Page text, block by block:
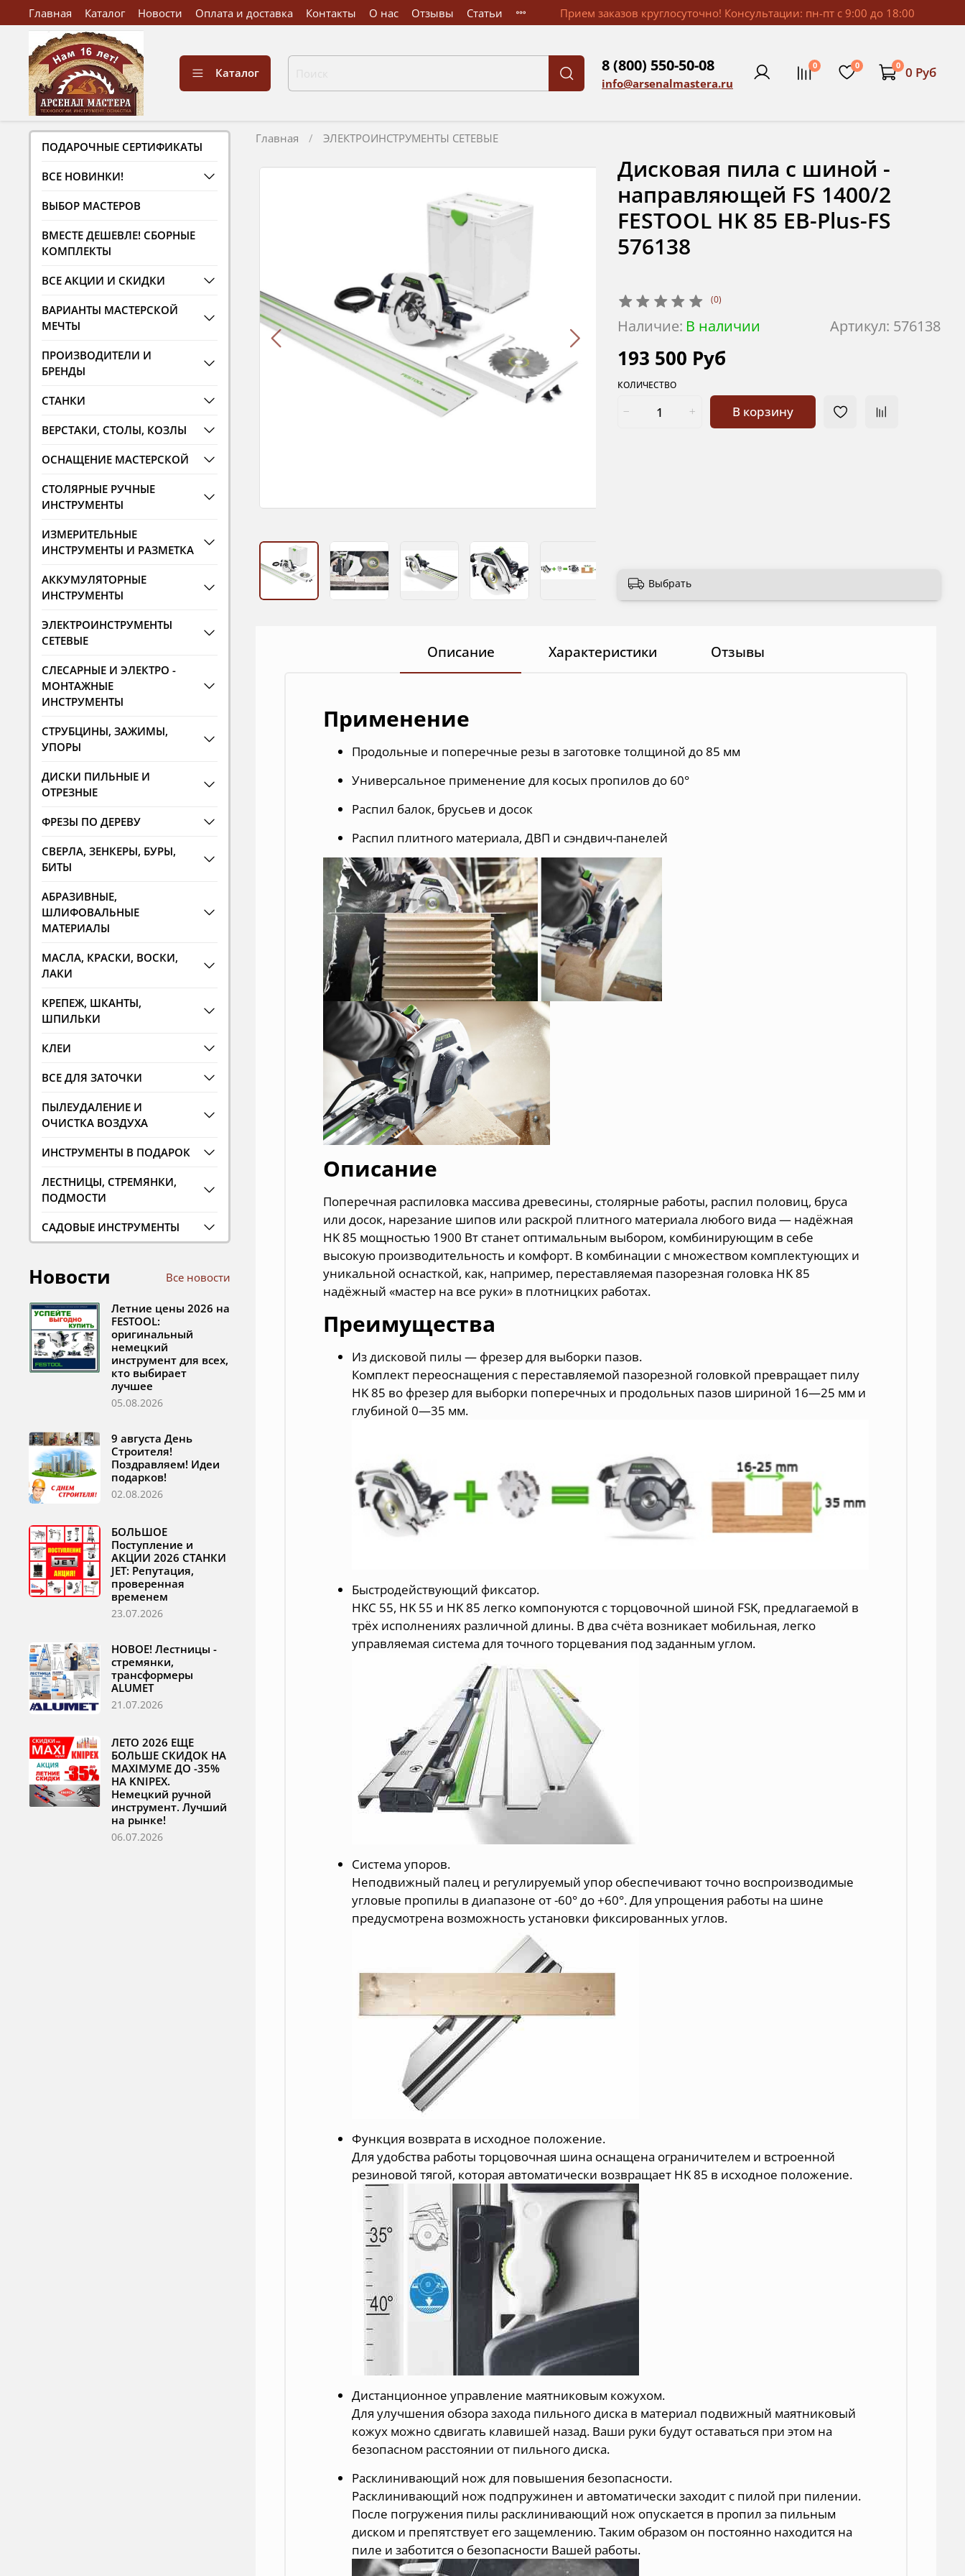
Главная Каталог Новости Оплата и доставка Контакты О нас Отзывы Статьи Прием заказов круглосуточно! Консультации: пн-пт с 9:00 до 18:00
Каталог 8 (800) 550-50-08
info@arsenalmastera.ru
0 0 0 0 Руб
Главная ЭЛЕКТРОИНСТРУМЕНТЫ СЕТЕВЫЕ
(0)
Артикул: 576138
Наличие: В наличии
Дисковая пила с шиной -
направляющей FS 1400/2
FESTOOL HK 85 EB-Plus-FS
576138
193 500 Руб
КОЛИЧЕСТВО
В корзину
Выбрать
Описание Характеристики Отзывы
Применение
Продольные и поперечные резы в заготовке толщиной до 85 мм
Универсальное применение для косых пропилов до 60°
Распил балок, брусьев и досок
Распил плитного материала, ДВП и сэндвич-панелей
Описание
Поперечная распиловка массива древесины, столярные работы, распил половиц, бруса
или досок, нарезание шипов или раскрой плитного материала любого вида — надёжная
HK 85 мощностью 1900 Вт станет оптимальным выбором, комбинирующим в себе
высокую производительность и комфорт. В комбинации с множеством комплектующих и
уникальной оснасткой, как, например, переставляемая пазорезная головка HK 85
надёжный «мастер на все руки» в плотницких работах.
Преимущества
Из дисковой пилы — фрезер для выборки пазов.
Комплект переоснащения с переставляемой пазорезной головкой превращает пилу
HK 85 во фрезер для выборки поперечных и продольных пазов шириной 16—25 мм и
глубиной 0—35 мм.
Быстродействующий фиксатор.
HKC 55, HK 55 и HK 85 легко компонуются с торцовочной шиной FSK, предлагаемой в
трёх исполнениях различной длины. В два счёта возникает мобильная, легко
управляемая система для точного торцевания под заданным углом.
Система упоров.
Неподвижный палец и регулируемый упор обеспечивают точно воспроизводимые
угловые пропилы в диапазоне от -60° до +60°. Для упрощения работы на шине
предусмотрена возможность установки фиксированных углов.
Функция возврата в исходное положение.
Для удобства работы торцовочная шина оснащена ограничителем и встроенной
резиновой тягой, которая автоматически возвращает HK 85 в исходное положение.
Дистанционное управление маятниковым кожухом.
Для улучшения обзора захода пильного диска в материал подвижный маятниковый
кожух можно сдвигать клавишей назад. Ваши руки будут оставаться при этом на
безопасном расстоянии от пильного диска.
Расклинивающий нож для повышения безопасности.
Расклинивающий нож подпружинен и автоматически заходит с пилой при пилении.
После погружения пилы расклинивающий нож опускается в пропил за пильным
диском и препятствует его защемлению. Таким образом он постоянно находится на
пиле и заботится о безопасности Вашей работы.
ПОДАРОЧНЫЕ СЕРТИФИКАТЫ
ВСЕ НОВИНКИ!
ВЫБОР МАСТЕРОВ
ВМЕСТЕ ДЕШЕВЛЕ! СБОРНЫЕ
КОМПЛЕКТЫ
ВСЕ АКЦИИ И СКИДКИ
ВАРИАНТЫ МАСТЕРСКОЙ
МЕЧТЫ
ПРОИЗВОДИТЕЛИ И
БРЕНДЫ
СТАНКИ
ВЕРСТАКИ, СТОЛЫ, КОЗЛЫ
ОСНАЩЕНИЕ МАСТЕРСКОЙ
СТОЛЯРНЫЕ РУЧНЫЕ
ИНСТРУМЕНТЫ
ИЗМЕРИТЕЛЬНЫЕ
ИНСТРУМЕНТЫ И РАЗМЕТКА
АККУМУЛЯТОРНЫЕ
ИНСТРУМЕНТЫ
ЭЛЕКТРОИНСТРУМЕНТЫ
СЕТЕВЫЕ
СЛЕСАРНЫЕ И ЭЛЕКТРО -
МОНТАЖНЫЕ
ИНСТРУМЕНТЫ
СТРУБЦИНЫ, ЗАЖИМЫ,
УПОРЫ
ДИСКИ ПИЛЬНЫЕ И
ОТРЕЗНЫЕ
ФРЕЗЫ ПО ДЕРЕВУ
СВЕРЛА, ЗЕНКЕРЫ, БУРЫ,
БИТЫ
АБРАЗИВНЫЕ,
ШЛИФОВАЛЬНЫЕ
МАТЕРИАЛЫ
МАСЛА, КРАСКИ, ВОСКИ,
ЛАКИ
КРЕПЕЖ, ШКАНТЫ,
ШПИЛЬКИ
КЛЕИ
ВСЕ ДЛЯ ЗАТОЧКИ
ПЫЛЕУДАЛЕНИЕ И
ОЧИСТКА ВОЗДУХА
ИНСТРУМЕНТЫ В ПОДАРОК
ЛЕСТНИЦЫ, СТРЕМЯНКИ,
ПОДМОСТИ
САДОВЫЕ ИНСТРУМЕНТЫ
Новости Все новости
Летние цены 2026 на
FESTOOL:
оригинальный
немецкий
инструмент для всех,
кто выбирает
лучшее
05.08.2026
9 августа День
Строителя!
Поздравляем! Идеи
подарков!
02.08.2026
БОЛЬШОЕ
Поступление и
АКЦИИ 2026 СТАНКИ
JET: Репутация,
проверенная
временем
23.07.2026
НОВОЕ! Лестницы -
стремянки,
трансформеры
ALUMET
21.07.2026
ЛЕТО 2026 ЕЩЕ
БОЛЬШЕ СКИДОК НА
MAXIМУМЕ ДО -35%
НА KNIPEX.
Немецкий ручной
инструмент. Лучший
на рынке!
06.07.2026